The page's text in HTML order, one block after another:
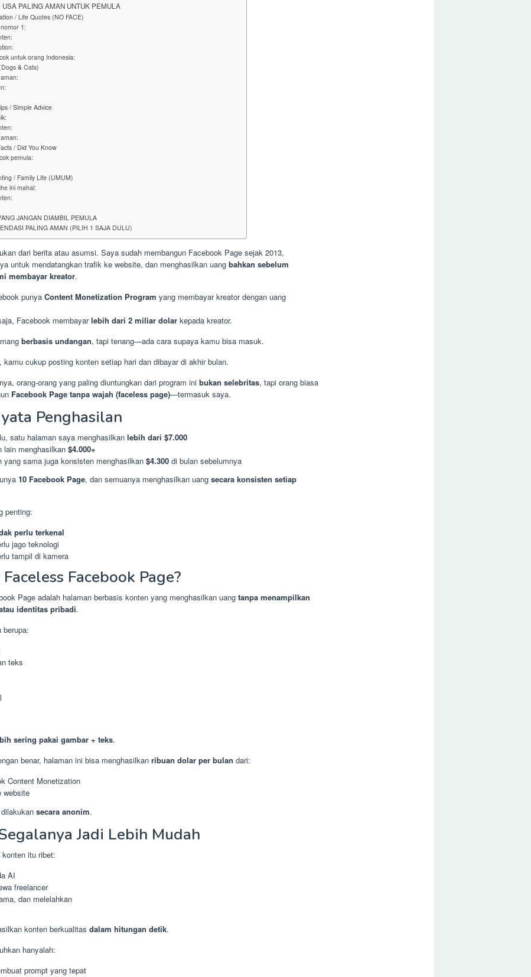
USA PALING AMAN UNTUK PEMULA
/ Life Quotes (NO FACE)
1:
untuk orang Indonesia:
& Cats)
/ Simple Advice
/ Did You Know
pemula:
/ Family Life (UMUM)
ini mahal:
JANGAN DIAMBIL PEMULA
PALING AMAN (PILIH 1 SAJA DULU)
dari berita atau asumsi. Saya sudah membangun Facebook Page sejak 2013,
untuk mendatangkan trafik ke website, dan menghasilkan uang bahkan sebelum
membayar kreator.
punya Content Monetization Program yang membayar kreator dengan uang
Facebook membayarlebih dari 2 miliar dolar kepada kreator.
berbasis undangan, tapi tenang—ada cara supaya kamu bisa masuk.
kamu cukup posting konten setiap hari dan dibayar di akhir bulan.
orang-orang yang paling diuntungkan dari program ini bukan selebritas, tapi orang biasa
Facebook Page tanpa wajah (faceless page)—termasuk saya.
Penghasilan
satu halaman saya menghasilkan lebih dari $7.000
lain menghasilkan $4.000+
yang sama juga konsisten menghasilkan $4.300 di bulan sebelumnya
10 Facebook Page, dan semuanya menghasilkan uang secara konsisten setiap
penting:
perlu terkenal
jago teknologi
tampil di kamera
Facebook Page?
Page adalah halaman berbasis konten yang menghasilkan uang tanpa menampilkan
identitas pribadi.
berupa:
teks
sering pakai gambar + teks.
benar, halaman ini bisa menghasilkan ribuan dolar per bulan dari:
Content Monetization
website
secara anonim.
Jadi Lebih Mudah
itu ribet:
AI
freelancer
dan melelahkan
konten berkualitas dalam hitungan detik.
hanyalah:
prompt yang tepat